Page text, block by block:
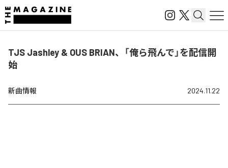
TJS Jashley & OUS BRIAN、「俺ら飛んで」を配信開
始
新曲情報 2024.11.22